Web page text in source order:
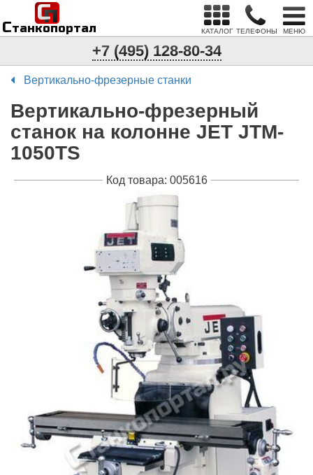
Станкопортал
п
С
КАТАЛОГ ТЕЛЕФОНЫ МЕНЮ
+7 (495) 128-80-34
Вертикально-фрезерные станки
Вертикально-фрезерный
станок на колонне JET JTM-
1050TS
Код товара: 005616